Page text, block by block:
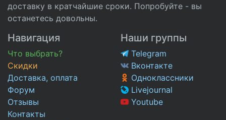
доставку в кратчайшие сроки. Попробуйте - вы
останетесь довольны.
Навигация
Что выбрать?
Скидки
Доставка, оплата
Форум
Отзывы
Контакты
Наши группы
Telegram
Вконтакте
Одноклассники
Livejournal
Youtube